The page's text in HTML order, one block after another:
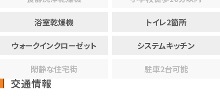
浴室乾燥機
トイレ2箇所
ウォークインクローゼット
システムキッチン
閑静な住宅街
駐車2台可能
交通情報